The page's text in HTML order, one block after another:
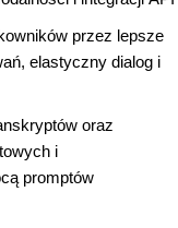
przez lepsze
elastyczny dialog i
oraz
i
promptów